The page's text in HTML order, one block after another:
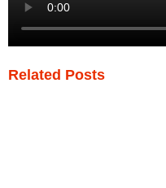
Related Posts